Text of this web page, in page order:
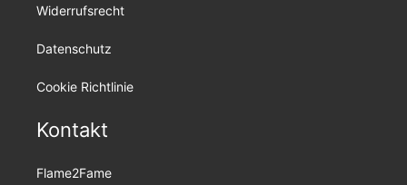
Widerrufsrecht
Datenschutz
Cookie Richtlinie
Kontakt
Flame2Fame